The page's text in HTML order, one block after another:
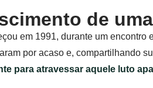
de
em 1991, durante um
por acaso e, compartilhando
para atravessar aquele luto